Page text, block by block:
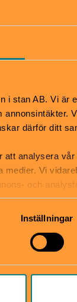
i stan AB. Vi
därför ditt
att analysera
medier. Vi
och
som du har
Inställningar
sten. I
en annan
repnät.
belägen i
ur